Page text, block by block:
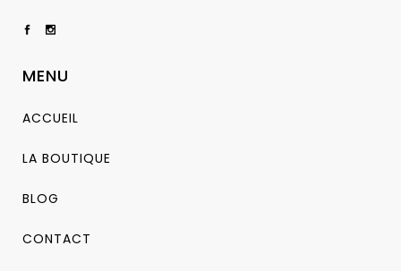
MENU
ACCUEIL
LA BOUTIQUE
BLOG
CONTACT